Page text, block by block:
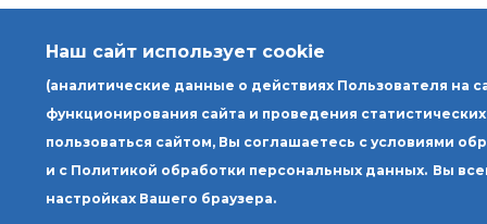
Наш сайт использует cookie
(аналитические данные о действиях Пользователя на
функционирования сайта и проведения
пользоваться сайтом, Вы соглашаетесь с условиями
и с Политикой обработки персональных данных. Вы
настройках Вашего браузера.